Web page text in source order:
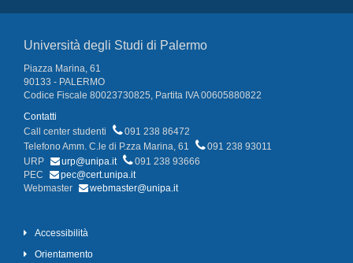
Università degli Studi di Palermo
Piazza Marina, 61
90133 - PALERMO
Codice Fiscale 80023730825, Partita IVA 00605880822
Contatti
Call center studenti
091 238 86472
Telefono Amm. C.le di P.zza Marina, 61
091 238 93011
URP
urp@unipa.it
091 238 93666
PEC
pec@cert.unipa.it
Webmaster
webmaster@unipa.it
Accessibilità
Orientamento